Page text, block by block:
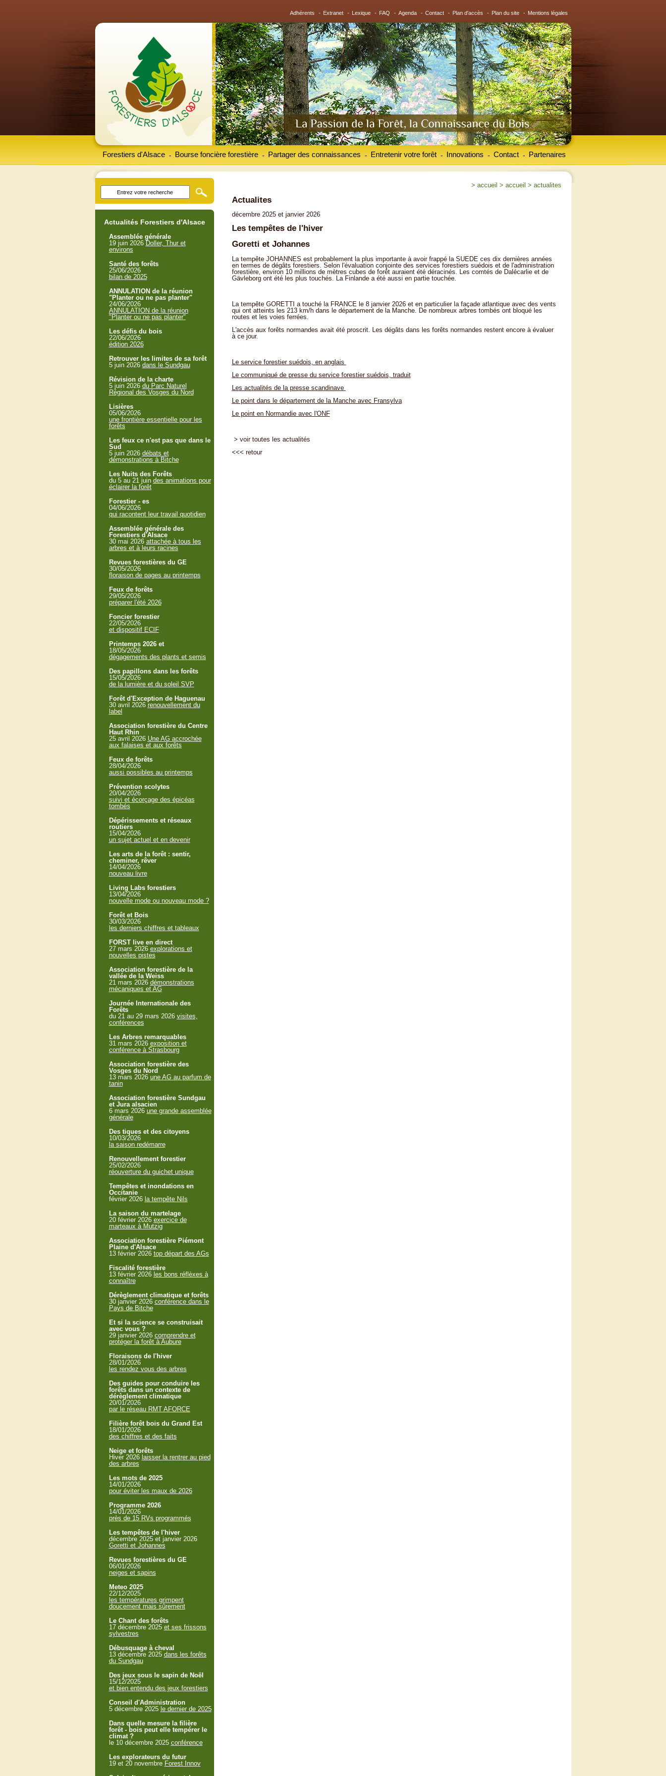
Adhérents - Extranet - Lexique - FAQ - Agenda - Contact - Plan d'accès - Plan du site - Mentions légales
Forestiers d'Alsace Bourse foncière forestière
- Partager des connaissances
- Entretenir votre forêt
- Innovations
- Contact
- Partenaires
-
> accueil > accueil > actualites
Actualites
décembre 2025 et janvier 2026
Les tempêtes de l'hiver
Goretti et Johannes
La tempête JOHANNES est probablement la plus importante à avoir frappé la SUEDE ces dix dernières années
en termes de dégâts forestiers. Selon l'évaluation conjointe des services forestiers suédois et de l'administration
forestière, environ 10 millions de mètres cubes de forêt auraient été déracinés. Les comtés de Dalécarlie et de
Gävleborg ont été les plus touchés. La Finlande a été aussi en partie touchée.
La tempête GORETTI a touché la FRANCE le 8 janvier 2026 et en particulier la façade atlantique avec des vents
qui ont atteints les 213 km/h dans le département de la Manche. De nombreux arbres tombés ont bloqué les
routes et les voies ferrées.
L'accès aux forêts normandes avait été proscrit. Les dégâts dans les forêts normandes restent encore à évaluer
à ce jour.
Le service forestier suédois, en anglais
Le communiqué de presse du service forestier suédois, traduit
Les actualités de la presse scandinave
Le point dans le département de la Manche avec Fransylva
Le point en Normandie avec l'ONF
> voir toutes les actualités
<<< retour
Actualités Forestiers d'Alsace
Assemblée générale
19 juin 2026 Doller, Thur et
environs
Santé des forêts
25/06/2026
bilan de 2025
ANNULATION de la réunion
"Planter ou ne pas planter"
24/06/2026
ANNULATION de la réunion
"Planter ou ne pas planter"
Les défis du bois
22/06/2026
édition 2026
Retrouver les limites de sa forêt
5 juin 2026 dans le Sundgau
Révision de la charte
5 juin 2026 du Parc Naturel
Régional des Vosges du Nord
Lisières
05/06/2026
une frontière essentielle pour les
forêts
Les feux ce n'est pas que dans le
Sud
5 juin 2026 débats et
démonstrations à Bitche
Les Nuits des Forêts
du 5 au 21 juin des animations pour
éclairer la forêt
Forestier - es
04/06/2026
qui racontent leur travail quotidien
Assemblée générale des
Forestiers d'Alsace
30 mai 2026 attachée à tous les
arbres et à leurs racines
Revues forestières du GE
30/05/2026
floraison de pages au printemps
Feux de forêts
29/05/2026
préparer l'été 2026
Foncier forestier
22/05/2026
et dispositif ECIF
Printemps 2026 et
18/05/2026
dégagements des plants et semis
Des papillons dans les forêts
15/05/2026
de la lumière et du soleil SVP
Forêt d'Exception de Haguenau
30 avril 2026 renouvellement du
label
Association forestière du Centre
Haut Rhin
25 avril 2026 Une AG accrochée
aux falaises et aux forêts
Feux de forêts
28/04/2026
aussi possibles au printemps
Prévention scolytes
20/04/2026
suivi et écorçage des épicéas
tombés
Dépérissements et réseaux
routiers
15/04/2026
un sujet actuel et en devenir
Les arts de la forêt : sentir,
cheminer, rêver
14/04/2026
nouveau livre
Living Labs forestiers
13/04/2026
nouvelle mode ou nouveau mode ?
Forêt et Bois
30/03/2026
les derniers chiffres et tableaux
FORST live en direct
27 mars 2026 explorations et
nouvelles pistes
Association forestière de la
vallée de la Weiss
21 mars 2026 démonstrations
mécaniques et AG
Journée Internationale des
Forêts
du 21 au 29 mars 2026 visites,
conférences
Les Arbres remarquables
31 mars 2026 exposition et
conférence à Strasbourg
Association forestière des
Vosges du Nord
13 mars 2026 une AG au parfum de
tanin
Association forestière Sundgau
et Jura alsacien
6 mars 2026 une grande assemblée
générale
Des tiques et des citoyens
10/03/2026
la saison redémarre
Renouvellement forestier
25/02/2026
réouverture du guichet unique
Tempêtes et inondations en
Occitanie
février 2026 la tempête Nils
La saison du martelage
20 février 2026 exercice de
marteaux à Mutzig
Association forestière Piémont
Plaine d'Alsace
13 février 2026 top départ des AGs
Fiscalité forestière
13 février 2026 les bons réflèxes à
connaître
Dérèglement climatique et forêts
30 janvier 2026 conférence dans le
Pays de Bitche
Et si la science se construisait
avec vous ?
29 janvier 2026 comprendre et
protéger la forêt à Aubure
Floraisons de l'hiver
28/01/2026
les rendez vous des arbres
Des guides pour conduire les
forêts dans un contexte de
dérèglement climatique
20/01/2026
par le réseau RMT AFORCE
Filière forêt bois du Grand Est
18/01/2026
des chiffres et des faits
Neige et forêts
Hiver 2026 laisser la rentrer au pied
des arbres
Les mots de 2025
14/01/2026
pour éviter les maux de 2026
Programme 2026
14/01/2026
près de 15 RVs programmés
Les tempêtes de l'hiver
décembre 2025 et janvier 2026
Goretti et Johannes
Revues forestières du GE
06/01/2026
neiges et sapins
Meteo 2025
22/12/2025
les températures grimpent
doucement mais sûrement
Le Chant des forêts
17 décembre 2025 et ses frissons
sylvestres
Débusquage à cheval
13 décembre 2025 dans les forêts
du Sundgau
Des jeux sous le sapin de Noël
15/12/2025
et bien entendu des jeux forestiers
Conseil d'Administration
5 décembre 2025 le dernier de 2025
Dans quelle mesure la filière
forêt - bois peut elle tempérer le
climat ?
le 10 décembre 2025 conférence
Les explorateurs du futur
19 et 20 novembre Forest Innov